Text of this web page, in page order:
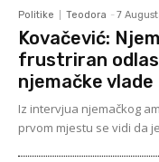
Politike Teodora - 7
Kovačević:
frustriran
njemačke vlade
Iz intervjua njemačkog
prvom mjestu se vidi da